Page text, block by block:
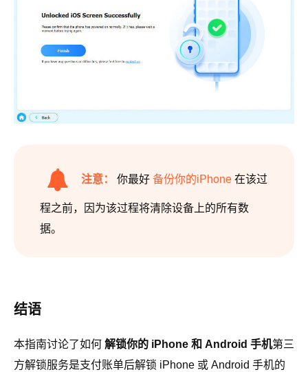
注意： 你最好 备份你的iPhone 在该过
程之前，因为该过程将清除设备上的所有数
据。
结语
本指南讨论了如何 解锁你的 iPhone 和 Android 手机第三
方解锁服务是支付账单后解锁 iPhone 或 Android 手机的